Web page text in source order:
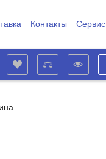
Контакты Сервис